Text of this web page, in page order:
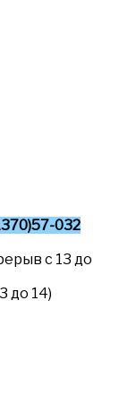
032
с 13 до
до 14)